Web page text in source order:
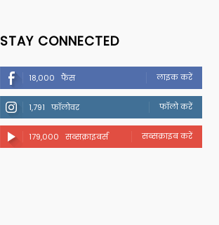
STAY CONNECTED
18,000 फैंस लाइक करें
1,791 फॉलोवर फॉलो करें
179,000 सब्सक्राइबर्स सब्सक्राइब करें